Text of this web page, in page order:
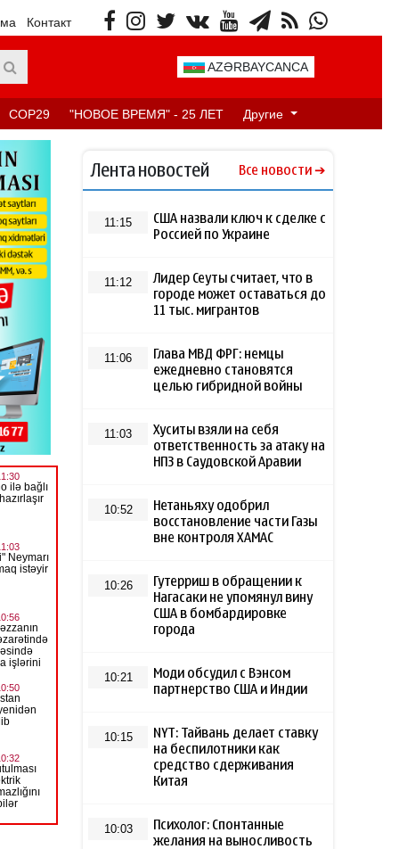
Контакт
AZƏRBAYCANCA
COP29 "НОВОЕ ВРЕМЯ" - 25 ЛЕТ Другие
Лента новостей Все новости
11:15
США назвали ключ к сделке с
Россией по Украине
11:12
Лидер Сеуты считает, что в
городе может оставаться до
11 тыс. мигрантов
11:06
Глава МВД ФРГ: немцы
ежедневно становятся
целью гибридной войны
11:03
Хуситы взяли на себя
ответственность за атаку на
НПЗ в Саудовской Аравии
10:52
Нетаньяху одобрил
восстановление части Газы
вне контроля ХАМАС
10:26
Гутерриш в обращении к
Нагасаки не упомянул вину
США в бомбардировке
города
10:21
Моди обсудил с Вэнсом
партнерство США и Индии
10:15
NYT: Тайвань делает ставку
на беспилотники как
средство сдерживания
Китая
10:03
Психолог: Спонтанные
желания на выносливость